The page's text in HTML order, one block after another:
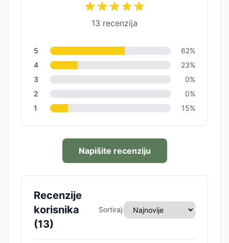
13 recenzija
5 62%
4
23%
3
0%
2
0%
1
15%
Napišite recenziju
Recenzije
korisnika
(13)
Sortiraj: